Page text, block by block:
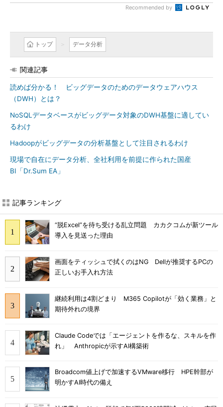
Recommended by
トップ データ分析
関連記事
読めば分かる！ ビッグデータのためのデータウェアハウス
（DWH）とは？
NoSQLデータベースがビッグデータ対象のDWH基盤に適してい
るわけ
Hadoopがビッグデータの分析基盤として注目されるわけ
現場で自在にデータ分析、全社利用を前提に作られた国産
BI「Dr.Sum EA」
記事ランキング
“脱Excel”を待ち受ける乱立問題 カカクコムが新ツール
導入を見送った理由
画面をティッシュで拭くのはNG Dellが推奨するPCの
正しいお手入れ方法
継続利用は4割どまり M365 Copilotが「効く業務」と
期待外れの境界
Claude Codeでは「エージェントを作るな、スキルを作
れ」 Anthropicが示すAI構築術
Broadcom値上げで加速するVMware移行 HPE幹部が
明かすAI時代の備え